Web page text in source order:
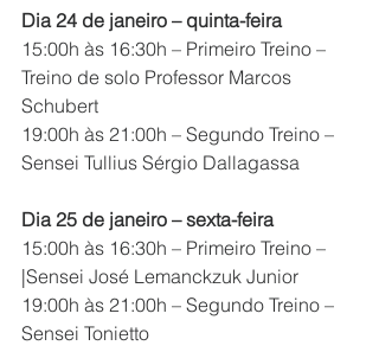
Dia 24 de janeiro – quinta-feira
15:00h às 16:30h – Primeiro Treino –
Treino de solo Professor Marcos
Schubert
19:00h às 21:00h – Segundo Treino –
Sensei Tullius Sérgio Dallagassa
Dia 25 de janeiro – sexta-feira
15:00h às 16:30h – Primeiro Treino –
|Sensei José Lemanckzuk Junior
19:00h às 21:00h – Segundo Treino –
Sensei Tonietto